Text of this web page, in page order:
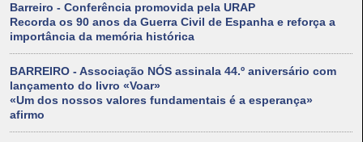
Barreiro - Conferência promovida pela URAP
Recorda os 90 anos da Guerra Civil de Espanha e reforça a
importância da memória histórica
BARREIRO - Associação NÓS assinala 44.º aniversário com
lançamento do livro «Voar»
«Um dos nossos valores fundamentais é a esperança»
afirmo